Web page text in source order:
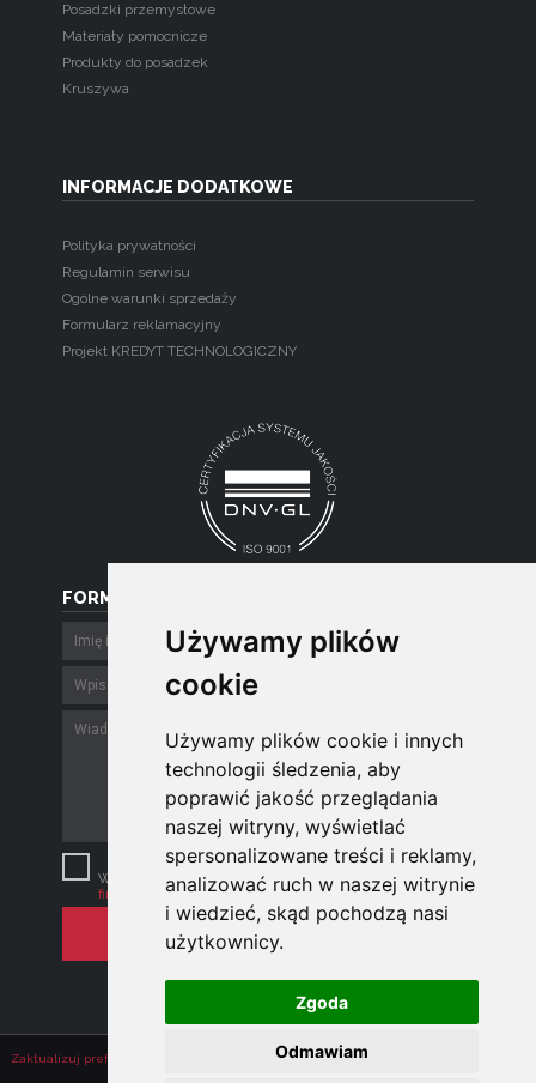
Używamy plików
cookie
Używamy plików cookie i innych
technologii śledzenia, aby
poprawić jakość przeglądania
naszej witryny, wyświetlać
spersonalizowane treści i reklamy,
analizować ruch w naszej witrynie
i wiedzieć, skąd pochodzą nasi
użytkownicy.
Zgoda
Odmawiam
Używamy plików
cookie
Używamy plików cookie i innych
technologii śledzenia, aby
poprawić jakość przeglądania
naszej witryny, wyświetlać
spersonalizowane treści i reklamy,
analizować ruch w naszej witrynie
i wiedzieć, skąd pochodzą nasi
użytkownicy.
Zgoda
Odmawiam
Posadzki przemysłowe
Materiały pomocnicze
Produkty do posadzek
Kruszywa
INFORMACJE DODATKOWE
Polityka prywatności
Regulamin serwisu
Ogólne warunki sprzedaży
Formularz reklamacyjny
Projekt KREDYT TECHNOLOGICZNY
FORMULARZ
Szanujemy Twoją prywatność.
Wysyłając e-mail zgadzasz się zpolityką
firmy
Zaktualizuj preferencje dotyczące plików cookie